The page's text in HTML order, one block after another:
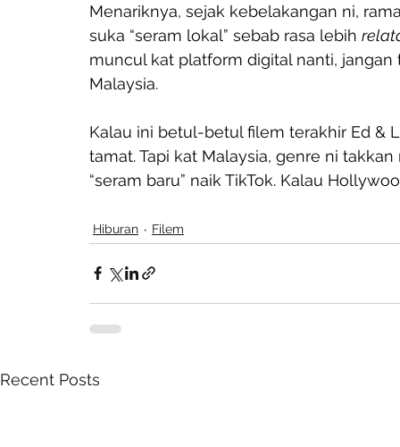
Menariknya, sejak kebelakangan ni,
suka “seram lokal” sebab rasa lebih
muncul kat platform digital nanti,
Malaysia.
Kalau ini betul-betul filem terakhir Ed &
tamat. Tapi kat Malaysia, genre ni
“seram baru” naik TikTok. Kalau
Hiburan Filem
Recent Posts